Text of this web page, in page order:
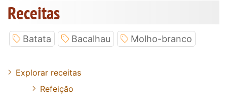
Receitas
Batata Bacalhau Molho-branco
Explorar receitas
Refeição